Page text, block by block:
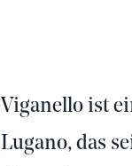
Viganello ist
Lugano, das